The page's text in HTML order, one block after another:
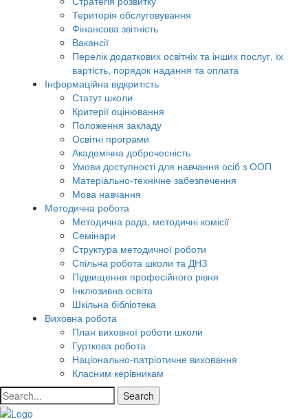
Територія обслуговування
Фінансова звітність
Вакансії
Перелік додаткових освітніх та інших послуг, їх
вартість, порядок надання та оплата
Інформаційна відкритість
Статут школи
Критерії оцінювання
Положення закладу
Освітні програми
Академічна доброчесність
Умови доступності для навчання осіб з ООП
Матеріально-технічне забезпечення
Мова навчання
Методична робота
Методична рада, методичні комісії
Семінари
Структура методичної роботи
Спільна робота школи та ДНЗ
Підвищення професійного рівня
Інклюзивна освіта
Шкільна бібліотека
Виховна робота
План виховної роботи школи
Гурткова робота
Національно-патріотичне виховання
Класним керівникам
Search